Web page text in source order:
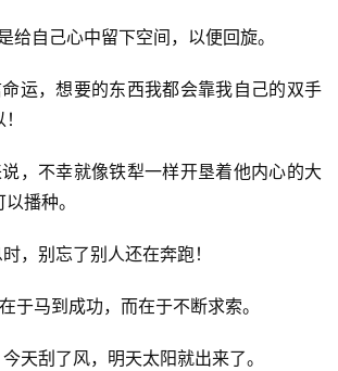
给自己心中留下空间，以便回旋。
运，想要的东西我都会靠我自己的双手
，不幸就像铁犁一样开垦着他内心的大
播种。
，别忘了别人还在奔跑！
于马到成功，而在于不断求索。
天刮了风，明天太阳就出来了。